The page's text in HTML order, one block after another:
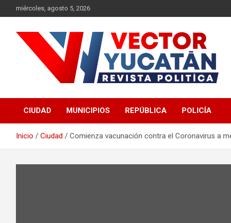
al
miércoles, agosto 5, 2026
Vector Yucatán
CIUDAD MUNICIPIOS REPÚBLICA POLICÍA
Inicio Ciudad Comienza vacunación contra el Coronavirus a